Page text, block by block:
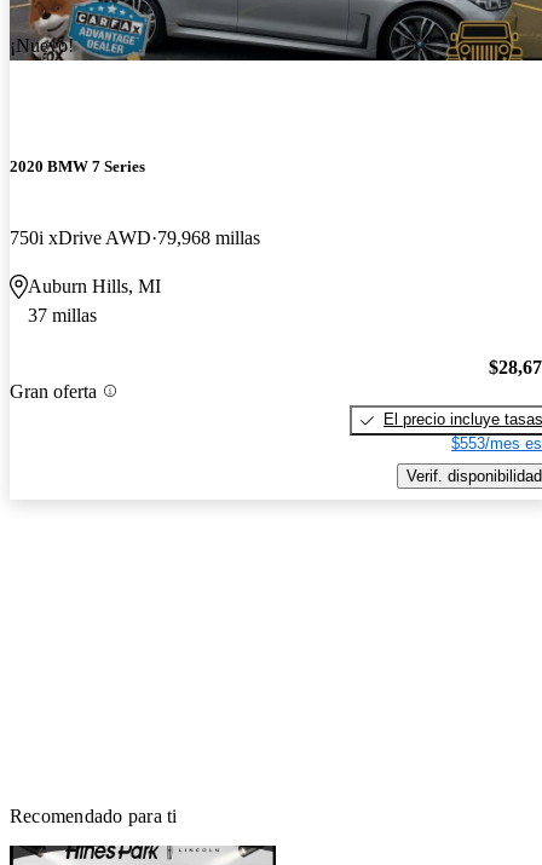
¡Nuevo!
2020 BMW 7 Series
750i xDrive AWD 79,968 millas
Auburn Hills, MI
37 millas
Gran oferta
El precio incluye tasas
$553/mes
Verif. disponibilidad
Recomendado para ti